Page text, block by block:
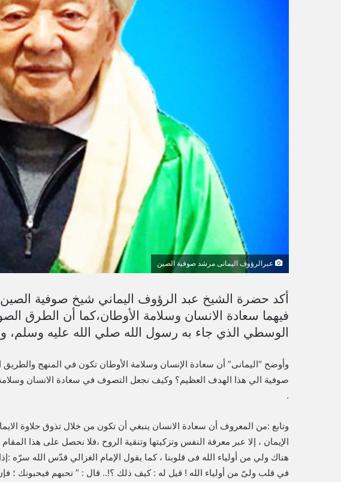
عبرالرؤوف اليمانى مرشد صوفية الصين
أكد حضرة الشيخ عبد الرؤوف اليماني شيخ صوفية
فيهما سعادة الانسان وسلامة الأوطان،كما أن الطرق
الوسطي الذي جاء به رسول الله صلي الله عليه وسلم،
وأوضح “اليمانى” أن سعادة الإنسان وسلامة الأوطان تكون في المنهج
صوفية الي هذا الهدف العظيم؟ وكيف نجعل التصوف في سعادة الانسان وسلامة
.
وتابع :من المعروف أن سعادة الانسان ينبغي أن تكون من خلال تذوق حلاوة
الإيمان ، إلا عبر معرفة النفس وتزكيتها وتنقية الروح ،فلا نحصل على هذا
هناك ولي من أولياء الله فى قلوبنا ، كما ﻳﻘﻮﻝ ﺍﻹﻣﺎﻡ ﺍﻟﻐﺰﺍﻟﻲ قدّس الله سرّه
ﻓﻲ ﻗﻠﺐ ﻭلىّ ﻣﻦ أﻭﻟﻴﺎﺀ ﺍﻟﻠﻪ ! قيل له : ﻛﻴﻒ ذلك ؟!.. ﻗﺎﻝ : ” تحبهم ﻓﻴﺤﺒﻮﻧﻚ ؛